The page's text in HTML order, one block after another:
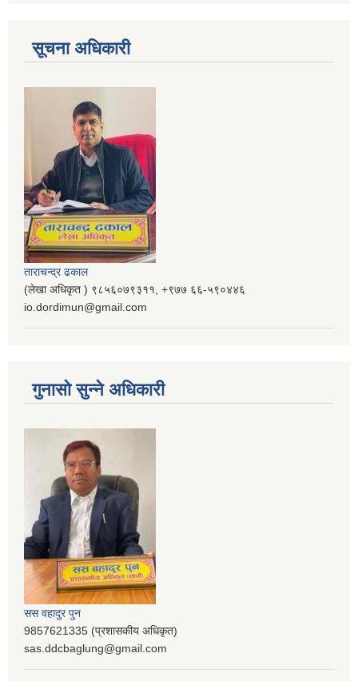
सूचना अधिकारी
ताराचन्द्र ढकाल
(लेखा अधिकृत ) ९८५६०७९३११, ‌‍‍+९७७ ६६-५९०४४६
io.dordimun@gmail.com
गुनासो सुन्ने अधिकारी
सस वहादुर पुन
9857621335 (प्रशासकीय अधिकृत)
sas.ddcbaglung@gmail.com